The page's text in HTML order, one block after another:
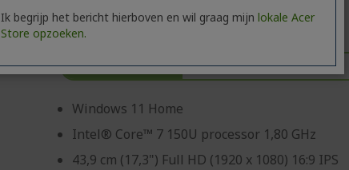
Ref.
€150 KORTING Automatisch
Windows 11 Home
Intel® Core™ 7 150U processor 1,80 GHz
43,9 cm (17,3") Full HD (1920 x 1080) 16:9 IPS
Ik begrijp het bericht hierboven en wil graag mijn lokale Acer
Store opzoeken.